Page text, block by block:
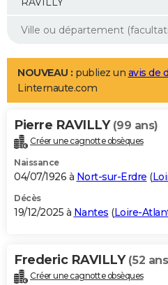
Mobiles
Meilleur smartphone
Internet
Ordinateurs
Jeux vidéo
Guide high-tech
Aménagement intérieur
LIFESTYLE
Art de vivre
Bien-être
Loisirs
Mode
Modes de vie
Alimentation
Guide de la santé
Maladies
Médicaments
Sommeil
VOYAGE
Destinations
City break
Voyage nature
Voyage de noces
Forum
Climat
+PHOTO
GUIDES D'ACHAT
BONS PLANS
Carte de Noël
Carte Bonne année
Carte Saint-Valentin
Carte Pâques
Carte d'anniversaire
DICTIONNAIRE
NOUVEAU : publiez un avis de
Linternaute.com
Pierre RAVILLY (99 ans)
Créer une cagnotte obsèques
Naissance
04/07/1926 à Nort-sur-Erdre (
Décès
19/12/2025 à Nantes (Loire-
Frederic RAVILLY (52
Créer une cagnotte obsèques